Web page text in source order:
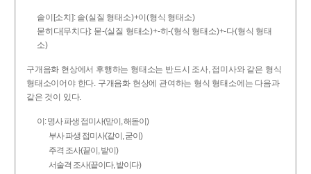
솥이[소치]: 솥(실질 형태소)+이(형식 형태소)
묻히다[무치다]: 묻­-(실질 형태소)+­-히­-(형식 형태소)+-다(형식 형태
소)
구개음화 현상에서 후행하는 형태소는 반드시 조사, 접미사와 같은 형식
형태소이어야 한다. 구개음화 현상에 관여하는 형식 형태소에는 다음과
같은 것이 있다.
이: 명사 파생 접미사(맏이, 해돋이)
부사 파생 접미사(같이, 굳이)
주격 조사(끝이, 밭이)
서술격 조사(끝이다, 밭이다)